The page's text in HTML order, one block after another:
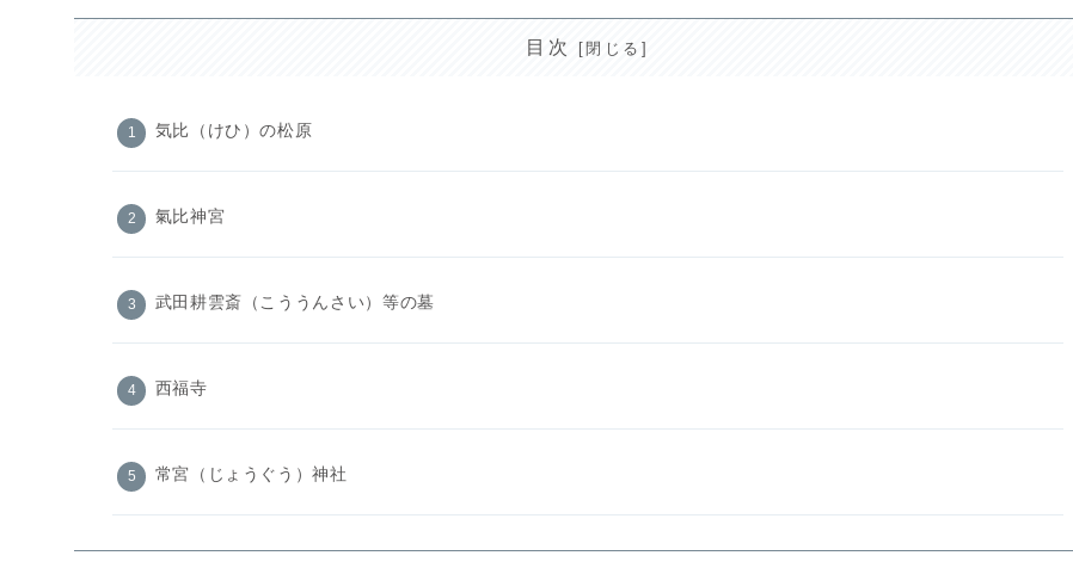
目次
気比（けひ）の松原
氣比神宮
武田耕雲斎（こううんさい）等の墓
西福寺
常宮（じょうぐう）神社